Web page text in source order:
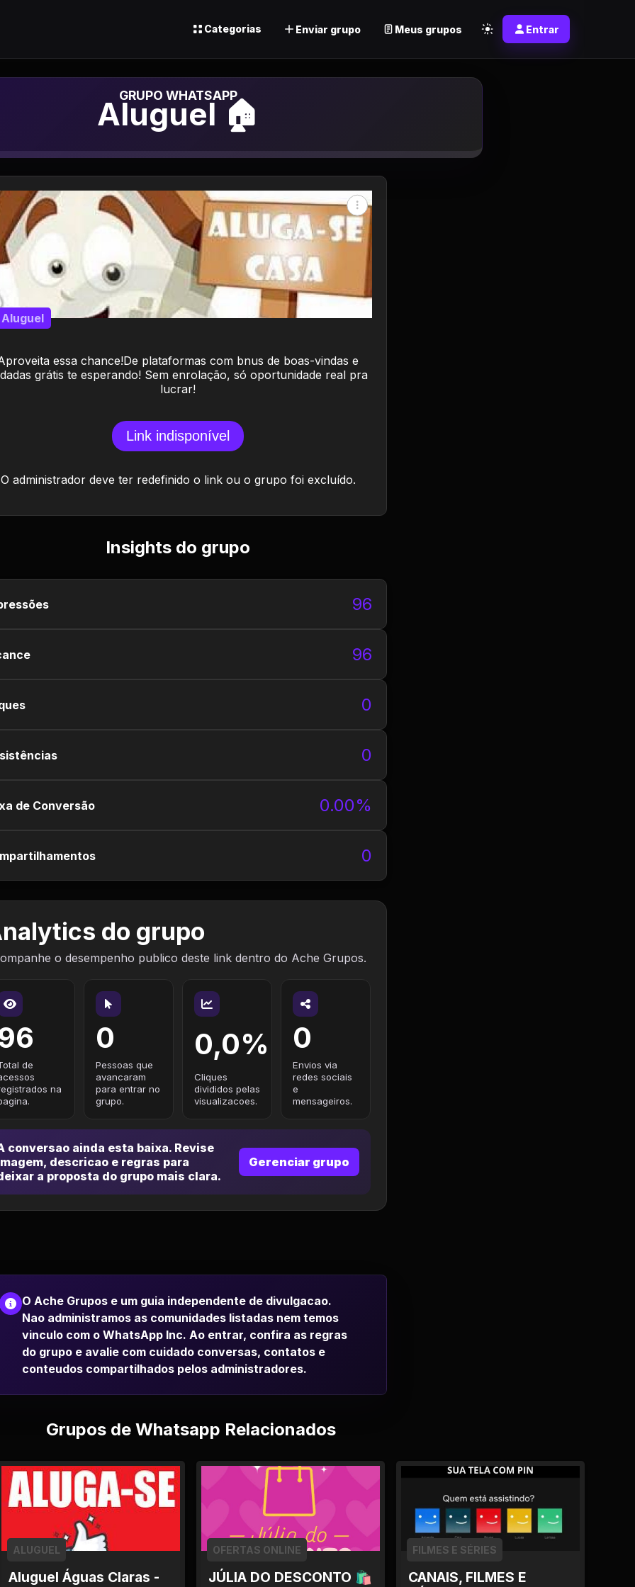
Categorias Enviar grupo Meus grupos Entrar
Grupo de Whatsapp
Aluguel 🏠
essa chance!De plataformas com bnus de boas-vindas e
grátis te esperando! Sem enrolação, só oportunidade real pra
lucrar!
Aluguel
Link indisponível
O administrador deve ter redefinido o link ou o grupo foi excluído.
Insights do grupo
96
96
0
0
de Conversão 0.00%
0
do grupo
o desempenho publico deste link dentro do Ache Grupos.
de
na
0
Pessoas que
avancaram
para entrar no
grupo.
0,0%
Cliques
divididos pelas
visualizacoes.
0
Envios via
redes sociais
e
mensageiros.
conversao ainda esta baixa. Revise
descricao e regras para
a proposta do grupo mais clara.
Gerenciar grupo
O Ache Grupos e um guia independente de divulgacao.
Nao administramos as comunidades listadas nem temos
vinculo com o WhatsApp Inc. Ao entrar, confira as regras
do grupo e avalie com cuidado conversas, contatos e
conteudos compartilhados pelos administradores.
Grupos de Whatsapp Relacionados
Aluguel Águas Claras -
ALUGUEL
JÚLIA DO DESCONTO 🛍
OFERTAS ONLINE
CANAIS, FILMES E
FILMES E SÉRIES